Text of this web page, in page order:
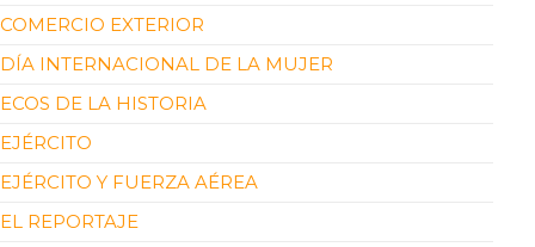
COMERCIO EXTERIOR
DÍA INTERNACIONAL DE LA MUJER
ECOS DE LA HISTORIA
EJÉRCITO
EJÉRCITO Y FUERZA AÉREA
EL REPORTAJE